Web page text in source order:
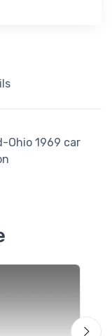
Ohio 1969 car